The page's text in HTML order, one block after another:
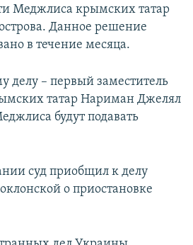
Меджлиса крымских татар
Данное решение
в течение месяца.
делу – первый заместитель
татар Нариман Джелял
будут подавать
суд приобщил к делу
о приостановке